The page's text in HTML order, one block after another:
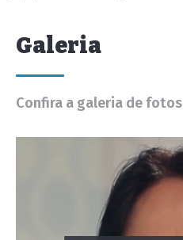
Galeria
Confira a galeria de fotos